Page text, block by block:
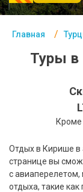
Главная
Туры в
Кроме
Отдых в Кирише в
странице вы
с
отдыха, такие
ОАЭ
Египет
Северный Гоа